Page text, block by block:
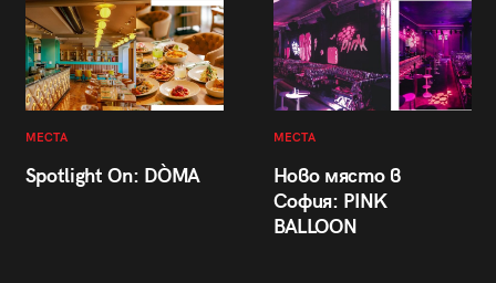
МЕСТА
Spotlight On: DÒMA
МЕСТА
Ново място в
София: PINK
BALLOON